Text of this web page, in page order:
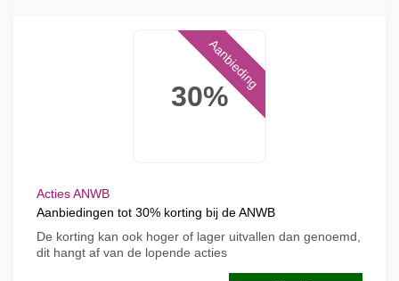
30%
Aanbieding
Acties ANWB
Aanbiedingen tot 30% korting bij de ANWB
De korting kan ook hoger of lager uitvallen dan genoemd,
dit hangt af van de lopende acties